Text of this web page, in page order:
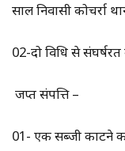
साल निवासी कोचर्रा
02-दो विधि से
जप्त संपत्ति –
01- एक सब्जी काटने